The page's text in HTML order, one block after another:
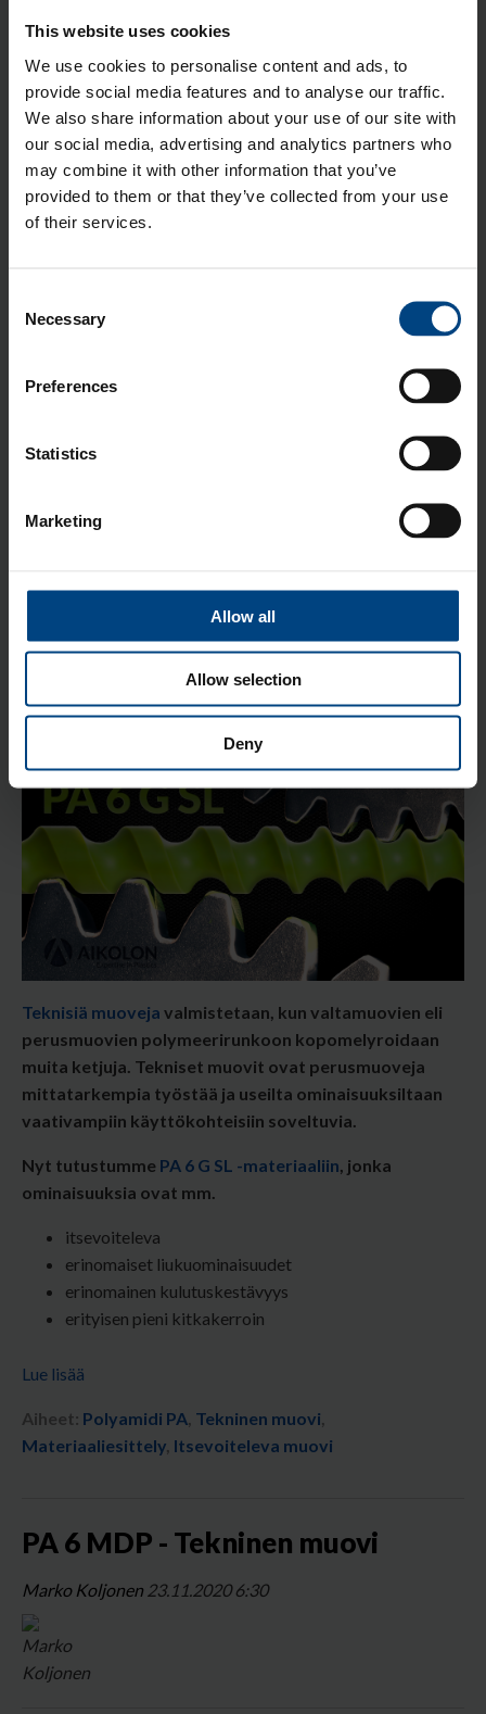
This website uses cookies
We use cookies to personalise content and ads, to
provide social media features and to analyse our traffic.
We also share information about your use of our site with
our social media, advertising and analytics partners who
may combine it with other information that you’ve
provided to them or that they’ve collected from your use
of their services.
Selection
Necessary
Preferences
Statistics
Marketing
Allow all
Allow selection
Deny
perusmuovien polymeerirunkoon kopomelyroidaan
muita ketjuja. Tekniset muovit ovat perusmuoveja
mittatarkempia työstää ja useilta ominaisuuksiltaan
vaativampiin käyttökohteisiin soveltuvia.
Nyt tutustummePOM-H -materiaaliin,jonka
ominaisuuksia ovat mm.
parempi iskun- ja kulumisenkesto kuin POM-C:n
Lue lisää
Materiaaliesittely
Marko Koljonen25.1.2021 6:45
Teknisiä muoveja valmistetaan, kun valtamuovien eli
perusmuovien polymeerirunkoon kopomelyroidaan
muita ketjuja. Tekniset muovit ovat perusmuoveja
mittatarkempia työstää ja useilta ominaisuuksiltaan
vaativampiin käyttökohteisiin soveltuvia.
Nyt tutustumme PA 6 G SL -materiaaliin, jonka
ominaisuuksia ovat mm.
itsevoiteleva
erinomaiset liukuominaisuudet
erinomainen kulutuskestävyys
erityisen pieni kitkakerroin
Lue lisää
Aiheet: Polyamidi PA, Tekninen muovi,
Materiaaliesittely, Itsevoiteleva muovi
PA 6 MDP - Tekninen muovi
Marko Koljonen 23.11.2020 6:30